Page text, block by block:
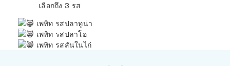
เลือกถึง 3 รส
เพทิท รสปลาทูน่า
เพทิท รสปลาโอ
เพทิท รสสันในไก่